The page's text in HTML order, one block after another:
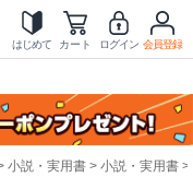
はじめて カート ログイン 会員登録
小説・実用書 小説・実用書